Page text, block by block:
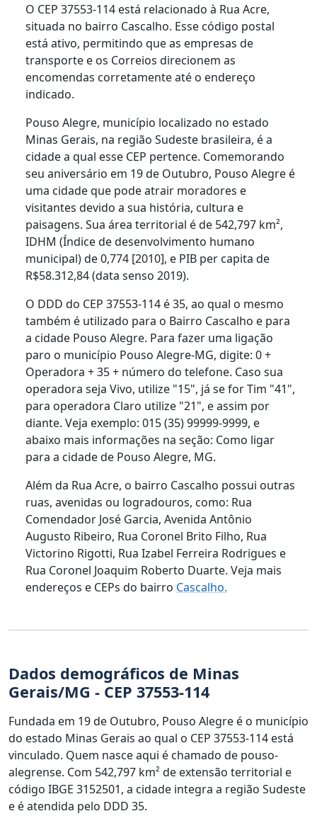
O CEP 37553-114 está relacionado à Rua Acre,
situada no bairro Cascalho. Esse código postal
está ativo, permitindo que as empresas de
transporte e os Correios direcionem as
encomendas corretamente até o endereço
indicado.
Pouso Alegre, município localizado no estado
Minas Gerais, na região Sudeste brasileira, é a
cidade a qual esse CEP pertence. Comemorando
seu aniversário em 19 de Outubro, Pouso Alegre é
uma cidade que pode atrair moradores e
visitantes devido a sua história, cultura e
paisagens. Sua área territorial é de 542,797 km²,
IDHM (Índice de desenvolvimento humano
municipal) de 0,774 [2010], e PIB per capita de
R$58.312,84 (data senso 2019).
O DDD do CEP 37553-114 é 35, ao qual o mesmo
também é utilizado para o Bairro Cascalho e para
a cidade Pouso Alegre. Para fazer uma ligação
paro o município Pouso Alegre-MG, digite: 0 +
Operadora + 35 + número do telefone. Caso sua
operadora seja Vivo, utilize "15", já se for Tim "41",
para operadora Claro utilize "21", e assim por
diante. Veja exemplo: 015 (35) 99999-9999, e
abaixo mais informações na seção: Como ligar
para a cidade de Pouso Alegre, MG.
Além da Rua Acre, o bairro Cascalho possui outras
ruas, avenidas ou logradouros, como: Rua
Comendador José Garcia, Avenida Antônio
Augusto Ribeiro, Rua Coronel Brito Filho, Rua
Victorino Rigotti, Rua Izabel Ferreira Rodrigues e
Rua Coronel Joaquim Roberto Duarte. Veja mais
endereços e CEPs do bairro Cascalho.
Dados demográficos de Minas
Gerais/MG - CEP 37553-114
Fundada em 19 de Outubro, Pouso Alegre é o município
do estado Minas Gerais ao qual o CEP 37553-114 está
vinculado. Quem nasce aqui é chamado de pouso-
alegrense. Com 542,797 km² de extensão territorial e
código IBGE 3152501, a cidade integra a região Sudeste
e é atendida pelo DDD 35.